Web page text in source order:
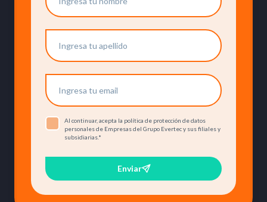
Al continuar, acepta la política de protección de datos
personales de Empresas del Grupo Evertec y sus filiales y
subsidiarias.*
Enviar